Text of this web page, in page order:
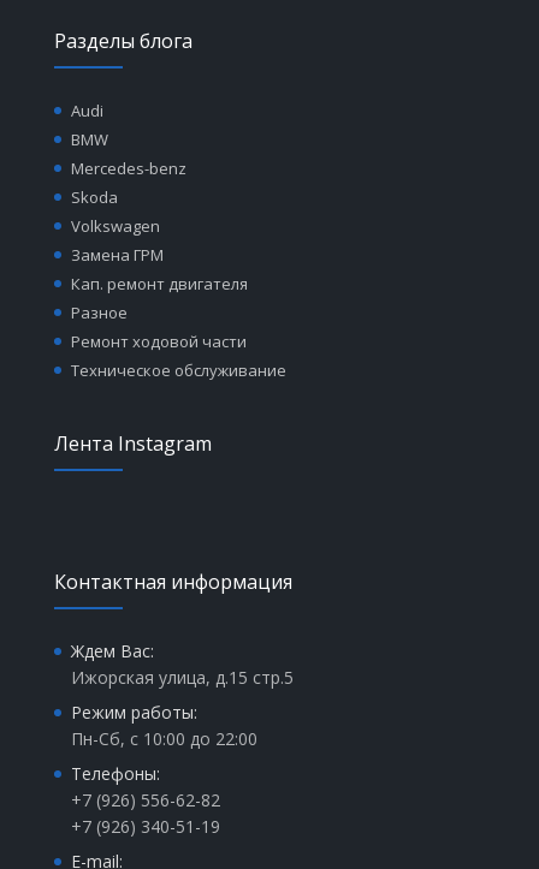
Разделы блога
Audi
BMW
Mercedes-benz
Skoda
Volkswagen
Замена ГРМ
Кап. ремонт двигателя
Разное
Ремонт ходовой части
Техническое обслуживание
Лента Instagram
Контактная информация
Ждем Вас:
Ижорская улица, д.15 стр.5
Режим работы:
Пн-Сб, с 10:00 до 22:00
Телефоны:
+7 (926) 556-62-82
+7 (926) 340-51-19
E-mail: